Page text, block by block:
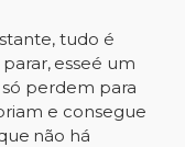
tudo é
parar, esseé um
perdem para
e consegue
não há